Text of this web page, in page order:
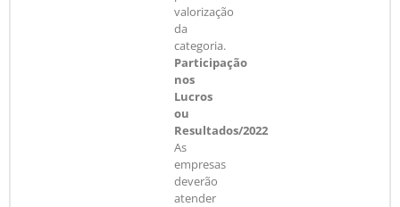
valorização
da
categoria.
Participação
nos
Lucros
ou
Resultados/2022
As
empresas
deverão
atender